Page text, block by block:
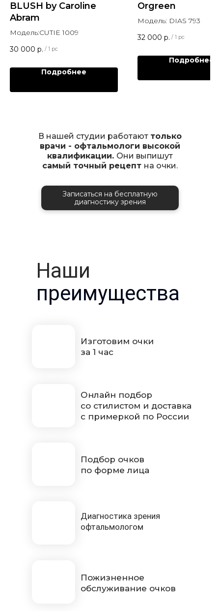
BLUSH by Caroline
Abram
Модель:CUTIE 1009
30 000 р. / 1 pc
Подробнее
Orgreen
Модель: DIAS 793
32 000 р. / 1 pc
Подробнее
В нашей студии работают только
врачи - офтальмологи высокой
квалификации. Они выпишут
самый точный рецепт на очки.
Записаться на бесплатную
диагностику зрения
Наши
преимущества
Изготовим очки
за 1 час
Подбор очков
по форме лица
Пожизненное
обслуживание очков
Онлайн подбор
со стилистом и доставка
с примеркой по России
Диагностика зрения
офтальмологом